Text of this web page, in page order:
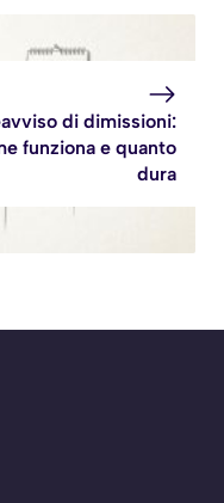
di dimissioni:
funziona e quanto
dura